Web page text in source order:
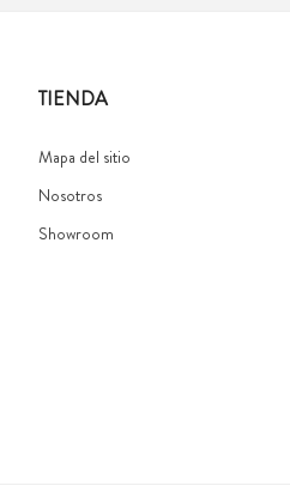
TIENDA
Mapa del sitio
Nosotros
Showroom